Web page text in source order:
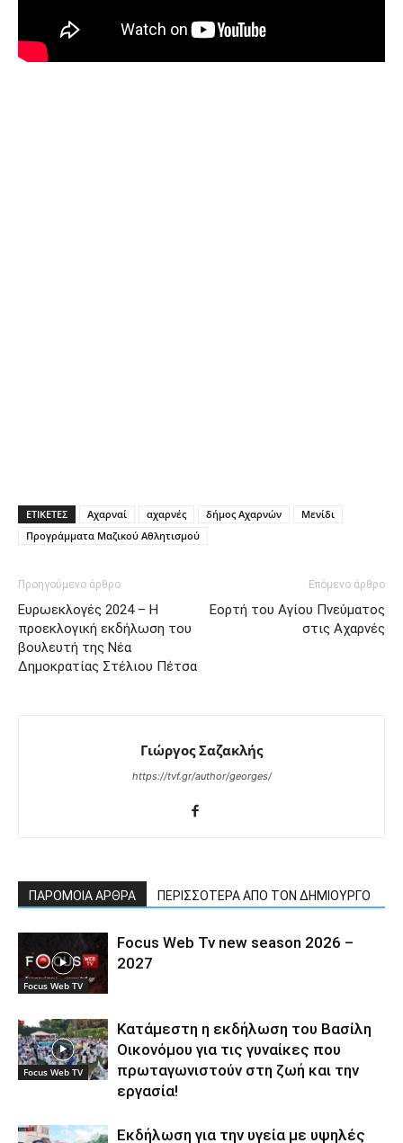
ΕΤΙΚΕΤΕΣ Αχαρναί αχαρνές δήμος Αχαρνών
Μενίδι
Προγράμματα Μαζικού Αθλητισμού
Προηγούμενο άρθρο
Ευρωεκλογές 2024 – Η
προεκλογική εκδήλωση του
βουλευτή της Νέα
Δημοκρατίας Στέλιου Πέτσα
Επόμενο άρθρο
Εορτή του Αγίου Πνεύματος
στις Αχαρνές
Γιώργος Σαζακλής
https://tvf.gr/author/georges/
ΠΑΡΟΜΟΙΑ ΑΡΘΡΑ ΠΕΡΙΣΣΟΤΕΡΑ ΑΠΟ ΤΟΝ ΔΗΜΙΟΥΡΓΟ
Focus Web TV
Focus Web Tv new season 2026 –
2027
Focus Web TV
Κατάμεστη η εκδήλωση του Βασίλη
Οικονόμου για τις γυναίκες που
πρωταγωνιστούν στη ζωή και την
εργασία!
Εκδήλωση για την υγεία με υψηλές